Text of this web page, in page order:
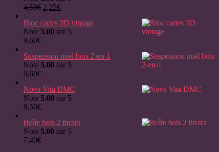
4,50€ Le
initial
était :
2,25€Le
actuel
est :
Bloc cartes 3D vintage
Note 5.00 sur 5
9,60€
Suspension noël bois 2-en-1
Note 5.00 sur 5
0,60€
Nova Vita DMC
Note 5.00 sur 5
9,50€
Boîte bois 2 tiroirs
Note 5.00 sur 5
7,40€